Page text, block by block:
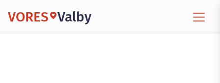
VORES Valby